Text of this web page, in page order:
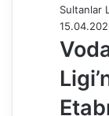
p
p
a
m
a
i
l
p
a
Sultanlar